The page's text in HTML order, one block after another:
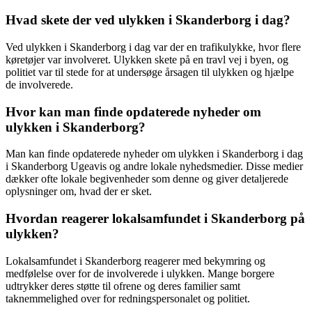
Hvad skete der ved ulykken i Skanderborg i dag?
Ved ulykken i Skanderborg i dag var der en trafikulykke, hvor flere
køretøjer var involveret. Ulykken skete på en travl vej i byen, og
politiet var til stede for at undersøge årsagen til ulykken og hjælpe
de involverede.
Hvor kan man finde opdaterede nyheder om
ulykken i Skanderborg?
Man kan finde opdaterede nyheder om ulykken i Skanderborg i dag
i Skanderborg Ugeavis og andre lokale nyhedsmedier. Disse medier
dækker ofte lokale begivenheder som denne og giver detaljerede
oplysninger om, hvad der er sket.
Hvordan reagerer lokalsamfundet i Skanderborg på
ulykken?
Lokalsamfundet i Skanderborg reagerer med bekymring og
medfølelse over for de involverede i ulykken. Mange borgere
udtrykker deres støtte til ofrene og deres familier samt
taknemmelighed over for redningspersonalet og politiet.